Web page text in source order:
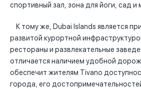
спортивный зал, зона для йоги, сад и
К тому же, Dubai Islands является
развитой курортной
рестораны и развлекательные
отличается наличием удобной
обеспечит жителям Tivano
города, его